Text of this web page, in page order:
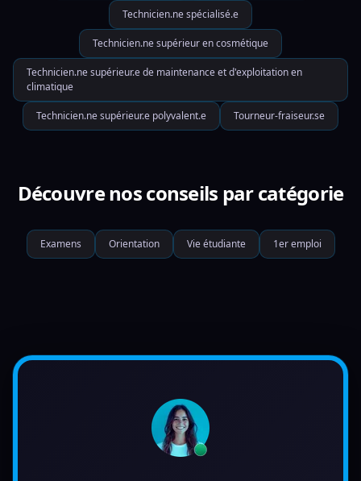
Technicien.ne spécialisé.e
Technicien.ne supérieur en cosmétique
Technicien.ne supérieur.e de maintenance et d'exploitation en
climatique
Technicien.ne supérieur.e polyvalent.e Tourneur-fraiseur.se
Découvre nos conseils par catégorie
Examens Orientation Vie étudiante 1er emploi